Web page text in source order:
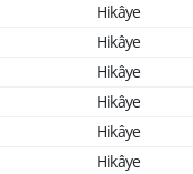
Hikâye
Hikâye
Hikâye
Hikâye
Hikâye
Hikâye